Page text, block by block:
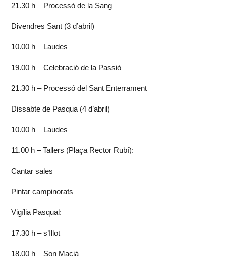
21.30 h – Processó de la Sang
Divendres Sant (3 d’abril)
10.00 h – Laudes
19.00 h – Celebració de la Passió
21.30 h – Processó del Sant Enterrament
Dissabte de Pasqua (4 d’abril)
10.00 h – Laudes
11.00 h – Tallers (Plaça Rector Rubí):
Cantar sales
Pintar campinorats
Vigília Pasqual:
17.30 h – s’Illot
18.00 h – Son Macià